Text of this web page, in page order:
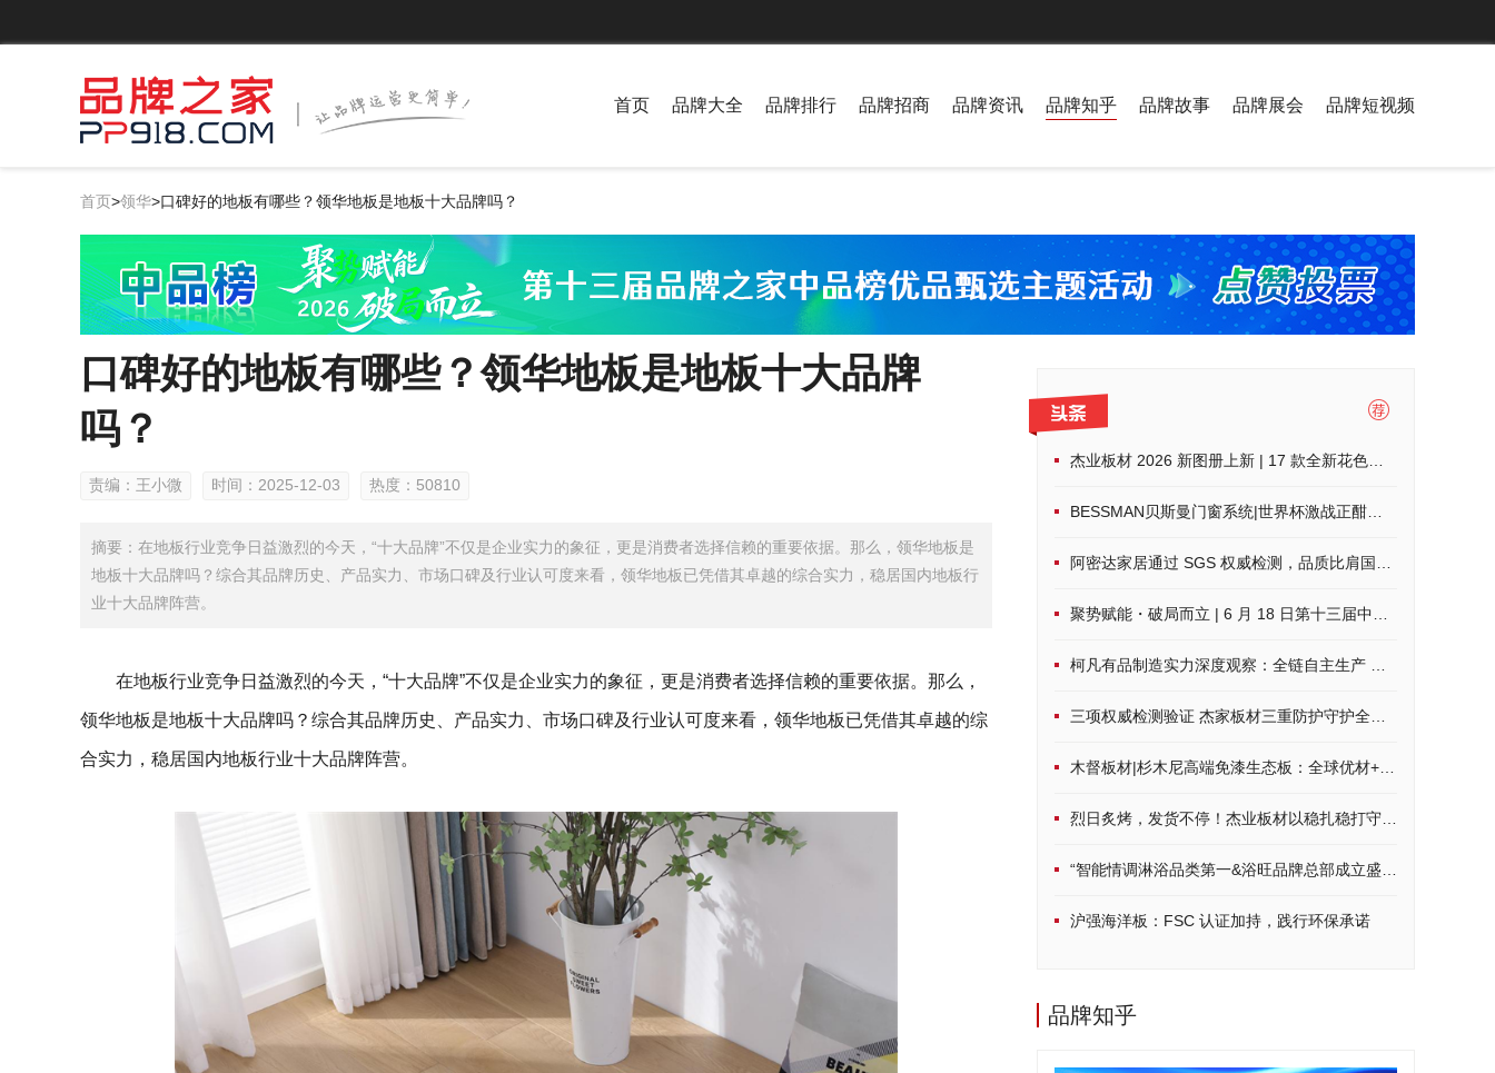
首页 品牌大全 品牌排行 品牌招商 品牌资讯 品牌知乎 品牌故事 品牌展会 品牌短视频
首页>领华>口碑好的地板有哪些？领华地板是地板十大品牌吗？
口碑好的地板有哪些？领华地板是地板十大品牌
吗？
责编：王小微 时间：2025-12-03 热度：50810
摘要：在地板行业竞争日益激烈的今天，“十大品牌”不仅是企业实力的象征，更是消费者选择信赖的重要依据。那么，领华地板是
地板十大品牌吗？综合其品牌历史、产品实力、市场口碑及行业认可度来看，领华地板已凭借其卓越的综合实力，稳居国内地板行
业十大品牌阵营。
在地板行业竞争日益激烈的今天，“十大品牌”不仅是企业实力的象征，更是消费者选择信赖的重要依据。那么，
领华地板是地板十大品牌吗？综合其品牌历史、产品实力、市场口碑及行业认可度来看，领华地板已凭借其卓越的综
合实力，稳居国内地板行业十大品牌阵营。
杰业板材 2026 新图册上新 | 17 款全新花色，解锁家装高阶美学
BESSMAN贝斯曼门窗系统|世界杯激战正酣，硬核配置打造沉浸式观赛空间
阿密达家居通过 SGS 权威检测，品质比肩国际标准
聚势赋能・破局而立 | 6 月 18 日第十三届中品榜荣耀启幕，共鉴家居建材行业品牌力量
柯凡有品制造实力深度观察：全链自主生产 筑牢一体化发展根基
三项权威检测验证 杰家板材三重防护守护全周期居家健康
木督板材|杉木尼高端免漆生态板：全球优材+环保科技，定制品质家居
烈日炙烤，发货不停！杰业板材以稳扎稳打守护品质承诺
“智能情调淋浴品类第一&浴旺品牌总部成立盛典”隆重启幕， 8月8日
沪强海洋板：FSC 认证加持，践行环保承诺
品牌知乎